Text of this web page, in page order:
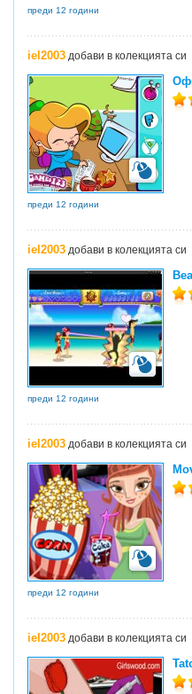
преди 12 години
iel2003 добави в колекцията си
преди 12 години
iel2003 добави в колекцията си
преди 12 години
iel2003 добави в колекцията си
преди 12 години
iel2003 добави в колекцията си